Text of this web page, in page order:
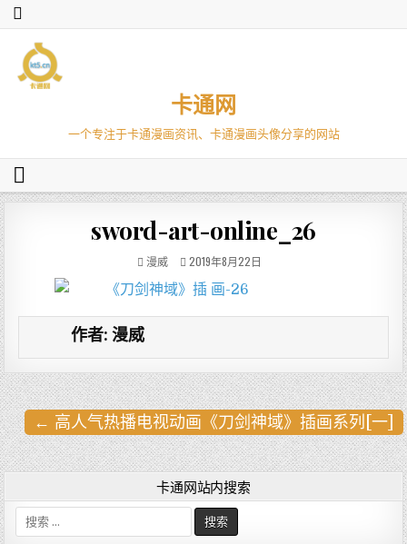
卡通网
一个专注于卡通漫画资讯、卡通漫画头像分享的网站
sword-art-online_26
漫威 2019年8月22日
作者: 漫威
文
章
航
← 高人气热播电视动画《刀剑神域》插画系列[一]
卡通网站内搜索
搜
索